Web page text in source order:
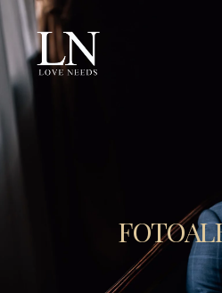
REPORTAŻ ŚLUBNY